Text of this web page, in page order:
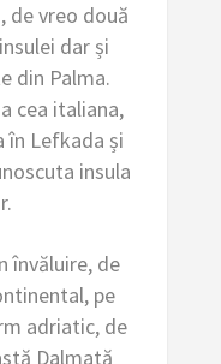
de vreo două
dar și
din Palma.
cea italiana,
în Lefkada și
insula
învăluire, de
pe
adriatic, de
Dalmată